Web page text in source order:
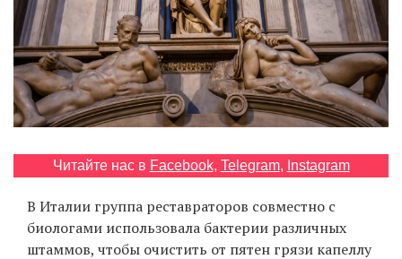
Читайте нас в Facebook, Telegram, Instagram
В Италии группа реставраторов совместно с
биологами использовала бактерии различных
штаммов, чтобы очистить от пятен грязи капеллу